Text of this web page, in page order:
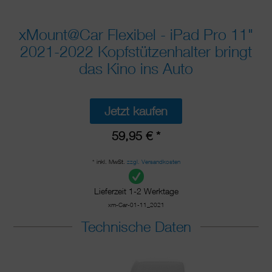
xMount@Car Flexibel - iPad Pro 11"
2021-2022 Kopfstützenhalter bringt
das Kino ins Auto
Jetzt kaufen
59,95 € *
* inkl. MwSt. zzgl. Versandkosten
Lieferzeit 1-2 Werktage
xm-Car-01-11_2021
Technische Daten